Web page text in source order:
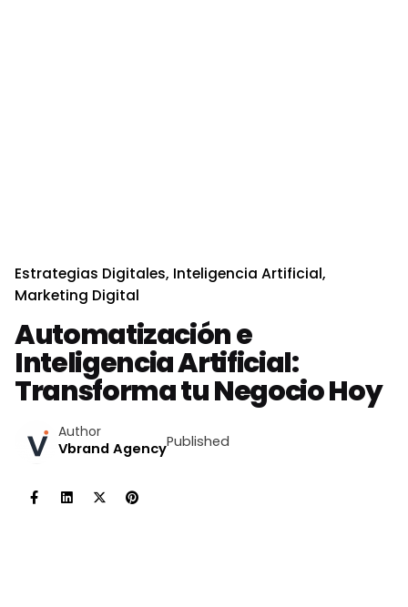
Estrategias Digitales Inteligencia Artificial
Marketing Digital
Automatización e
Inteligencia Artificial:
Transforma tu Negocio Hoy
Author
Vbrand AgencyPublished